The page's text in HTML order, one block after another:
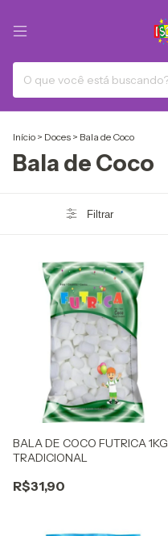
Início > Doces > Bala de Coco
Bala de Coco
Filtrar
BALA DE COCO FUTRICA 1KG
TRADICIONAL
R$31,90